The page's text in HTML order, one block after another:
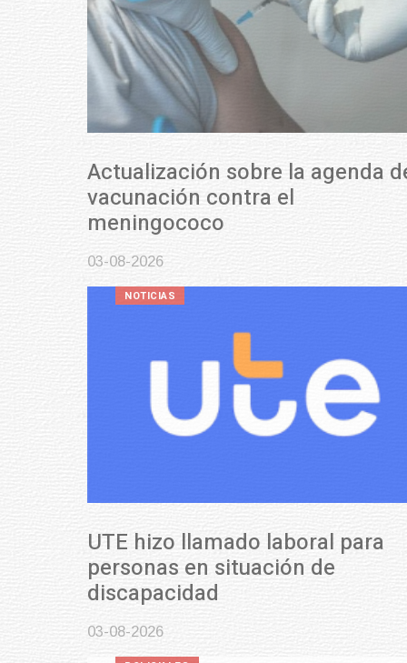
Actualización sobre la agenda de
vacunación contra el
meningococo
03-08-2026
UTE hizo llamado laboral para
personas en situación de
discapacidad
03-08-2026